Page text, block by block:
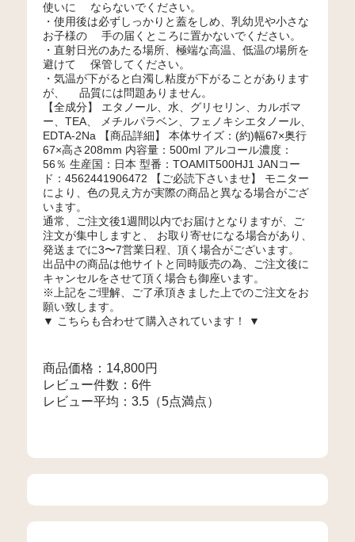
使いに ならないでください。
・使用後は必ずしっかりと蓋をしめ、乳幼児や小さな
お子様の 手の届くところに置かないでください。
・直射日光のあたる場所、極端な高温、低温の場所を
避けて 保管してください。
・気温が下がると白濁し粘度が下がることがあります
が、 品質には問題ありません。
【全成分】 エタノール、水、グリセリン、カルボマ
ー、TEA、 メチルパラベン、フェノキシエタノール、
EDTA-2Na 【商品詳細】 本体サイズ：(約)幅67×奥行
67×高さ208mm 内容量：500ml アルコール濃度：
56％ 生産国：日本 型番：TOAMIT500HJ1 JANコー
ド：4562441906472 【ご必読下さいませ】 モニター
により、色の見え方が実際の商品と異なる場合がござ
います。
通常、ご注文後1週間以内でお届けとなりますが、ご
注文が集中しますと、 お取り寄せになる場合があり、
発送までに3〜7営業日程、頂く場合がございます。
出品中の商品は他サイトと同時販売の為、ご注文後に
キャンセルをさせて頂く場合も御座います。
※上記をご理解、ご了承頂きました上でのご注文をお
願い致します。
▼ こちらも合わせて購入されています！ ▼
商品価格：14,800円
レビュー件数：6件
レビュー平均：3.5（5点満点）